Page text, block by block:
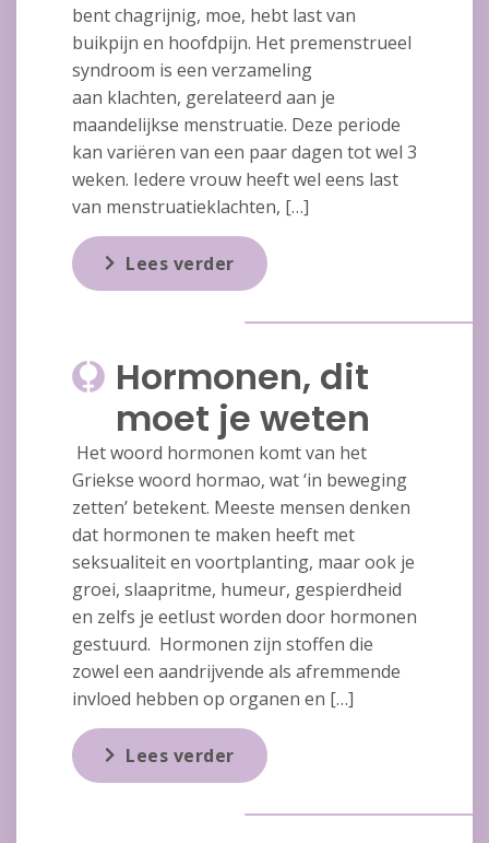
bent chagrijnig, moe, hebt last van
buikpijn en hoofdpijn. Het premenstrueel
syndroom is een verzameling
aan klachten, gerelateerd aan je
maandelijkse menstruatie. Deze periode
kan variëren van een paar dagen tot wel 3
weken. Iedere vrouw heeft wel eens last
van menstruatieklachten, […]
Lees verder
Hormonen, dit
moet je weten
Het woord hormonen komt van het
Griekse woord hormao, wat ‘in beweging
zetten’ betekent. Meeste mensen denken
dat hormonen te maken heeft met
seksualiteit en voortplanting, maar ook je
groei, slaapritme, humeur, gespierdheid
en zelfs je eetlust worden door hormonen
gestuurd. Hormonen zijn stoffen die
zowel een aandrijvende als afremmende
invloed hebben op organen en […]
Lees verder